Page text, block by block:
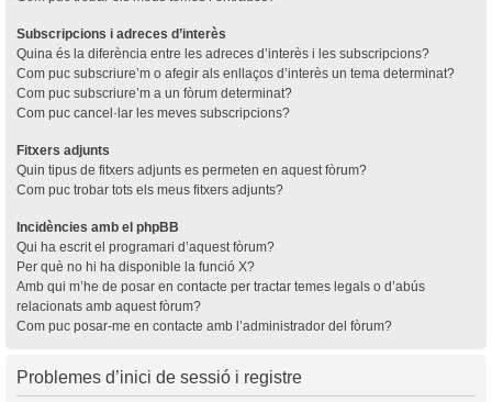
Subscripcions i adreces d’interès
Quina és la diferència entre les adreces d’interès i les subscripcions?
Com puc subscriure’m o afegir als enllaços d’interès un tema determinat?
Com puc subscriure’m a un fòrum determinat?
Com puc cancel·lar les meves subscripcions?
Fitxers adjunts
Quin tipus de fitxers adjunts es permeten en aquest fòrum?
Com puc trobar tots els meus fitxers adjunts?
Incidències amb el phpBB
Qui ha escrit el programari d’aquest fòrum?
Per què no hi ha disponible la funció X?
Amb qui m’he de posar en contacte per tractar temes legals o d’abús
relacionats amb aquest fòrum?
Com puc posar-me en contacte amb l’administrador del fòrum?
Problemes d’inici de sessió i registre